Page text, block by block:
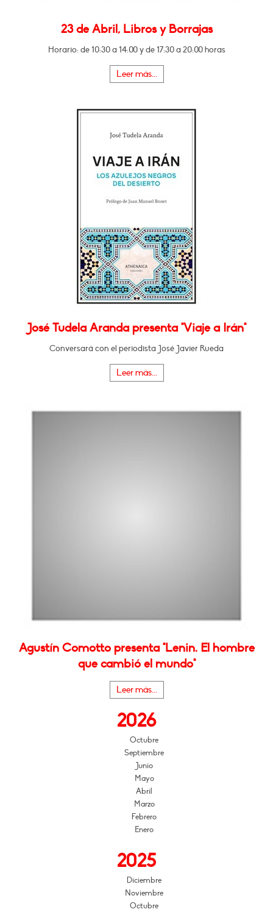
23 de Abril, Libros y Borrajas
Horario: de 10:30 a 14:00 y de 17:30 a 20:00 horas
Leer más...
José Tudela Aranda presenta "Viaje a Irán"
Conversará con el periodista José Javier Rueda
Leer más...
Agustín Comotto presenta "Lenin. El hombre
que cambió el mundo"
Leer más...
2026
Octubre
Septiembre
Junio
Mayo
Abril
Marzo
Febrero
Enero
2025
Diciembre
Noviembre
Octubre